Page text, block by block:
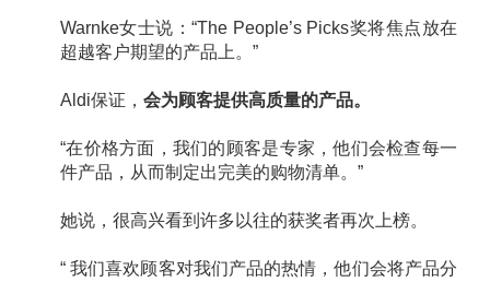
Warnke女士说：“The People’s Picks奖将焦点放在
超越客户期望的产品上。”
Aldi保证， 会为顾客提供高质量的产品。
“在价格方面，我们的顾客是专家，他们会检查每一
件产品，从而制定出完美的购物清单。”
她说，很高兴看到许多以往的获奖者再次上榜。
“ 我们喜欢顾客对我们产品的热情，他们会将产品分